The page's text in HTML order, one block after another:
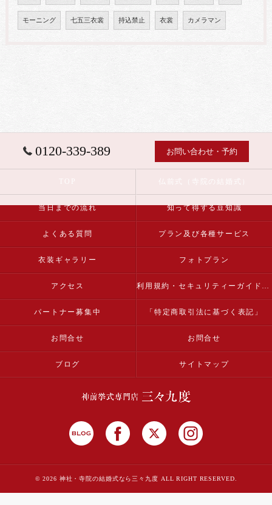
モーニング 七五三衣裳 持込禁止 衣裳 カメラマン
0120-339-389 お問い合わせ・予約
当日までの流れ 知って得する豆知識
よくある質問 プラン及び各種サービス
衣装ギャラリー フォトプラン
アクセス 利用規約・セキュリティーガイドライン
パートナー募集中 「特定商取引法に基づく表記」
お問合せ お問合せ
ブログ サイトマップ
© 2026 神社・寺院の結婚式なら三々九度 ALL RIGHT RESERVED.